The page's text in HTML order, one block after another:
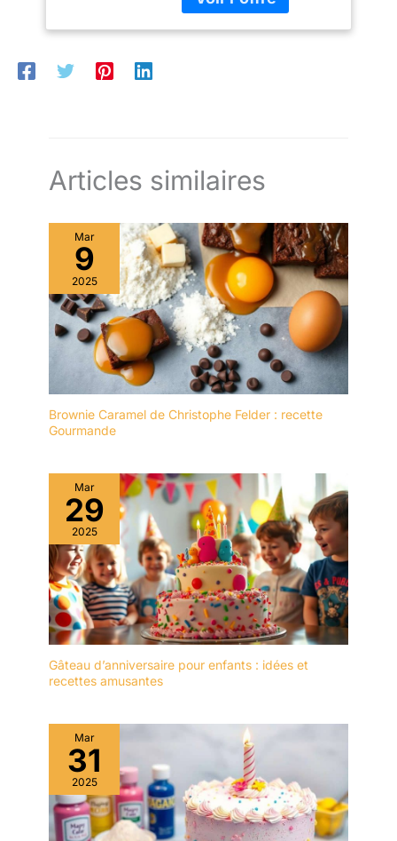
APÉRITIFS ET
FROMAGES: Parfait
maison. ✔ POLYVALENT
comme plateau décoratif
pour bougies, vases,
compositions florales ou
décorations saisonnières
sur une table à manger,
une table basse ou un
buffet. ✔ VERRE
RÉSISTANT ET
ENTRETIEN FACILE:
transparent de qualité, ce
nettoyer pour une
utilisation quotidienne ou
lors de réceptions et
événements.
Articles similaires
Mar
9
2025
Brownie Caramel de Christophe Felder : recette
Gourmande
Mar
29
2025
Gâteau d’anniversaire pour enfants : idées et
recettes amusantes
Mar
31
2025